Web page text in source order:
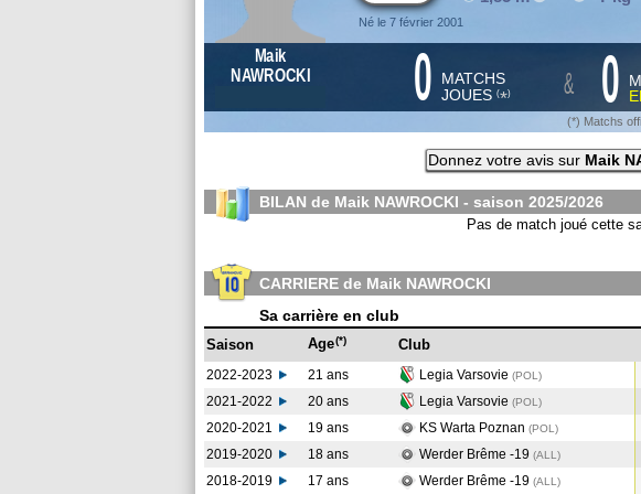
Né le 7 février 2001
Maik
NAWROCKI
0 MATCHS
JOUES (*) & 0
(*) Matchs
Donnez votre avis sur Maik
BILAN de Maik NAWROCKI - saison 2025/2026
Pas de match joué cette
CARRIERE de Maik NAWROCKI
Sa carrière en club
Saison Age(*) Club
2022-2023 21 ans Legia Varsovie (POL )
2021-2022
20 ans Legia Varsovie (POL )
2020-2021
19 ans KS Warta Poznan (POL )
2019-2020
18 ans Werder Brême -19 (ALL )
2018-2019
17 ans Werder Brême -19 (ALL )